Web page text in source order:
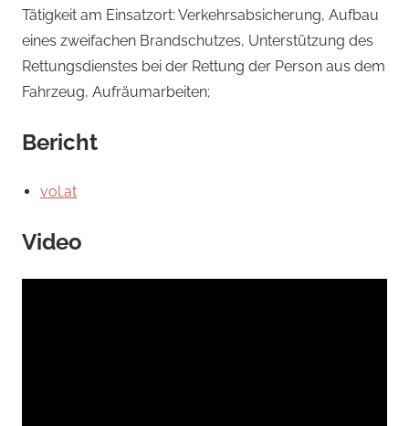
Tätigkeit am Einsatzort: Verkehrsabsicherung, Aufbau
eines zweifachen Brandschutzes, Unterstützung des
Rettungsdienstes bei der Rettung der Person aus dem
Fahrzeug, Aufräumarbeiten;
Bericht
vol.at
Video